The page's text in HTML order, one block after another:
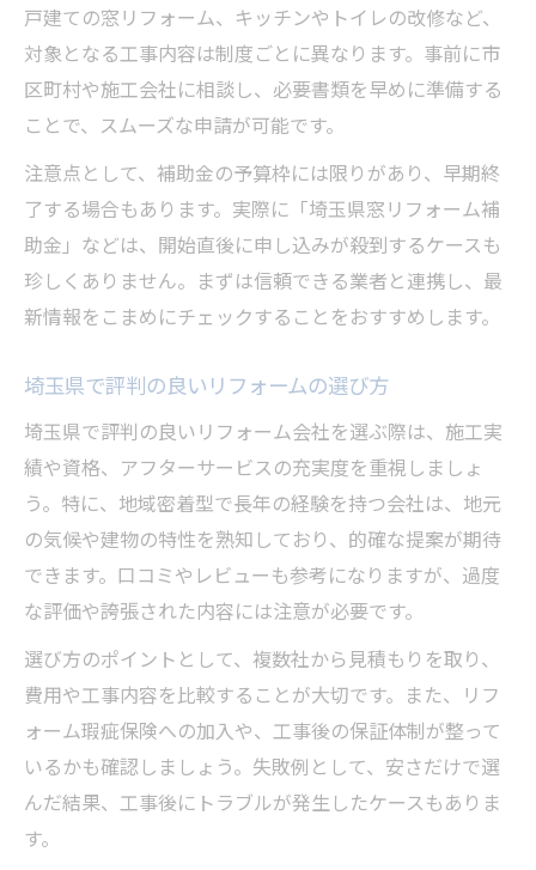
戸建ての窓リフォーム、キッチンやトイレの改修など、
対象となる工事内容は制度ごとに異なります。事前に市
区町村や施工会社に相談し、必要書類を早めに準備する
ことで、スムーズな申請が可能です。
注意点として、補助金の予算枠には限りがあり、早期終
了する場合もあります。実際に「埼玉県窓リフォーム補
助金」などは、開始直後に申し込みが殺到するケースも
珍しくありません。まずは信頼できる業者と連携し、最
新情報をこまめにチェックすることをおすすめします。
埼玉県で評判の良いリフォームの選び方
埼玉県で評判の良いリフォーム会社を選ぶ際は、施工実
績や資格、アフターサービスの充実度を重視しましょ
う。特に、地域密着型で長年の経験を持つ会社は、地元
の気候や建物の特性を熟知しており、的確な提案が期待
できます。口コミやレビューも参考になりますが、過度
な評価や誇張された内容には注意が必要です。
選び方のポイントとして、複数社から見積もりを取り、
費用や工事内容を比較することが大切です。また、リフ
ォーム瑕疵保険への加入や、工事後の保証体制が整って
いるかも確認しましょう。失敗例として、安さだけで選
んだ結果、工事後にトラブルが発生したケースもありま
す。